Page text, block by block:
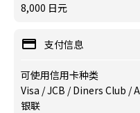
8,000 日元
支付信息
可使用信用卡种类
Visa / JCB / Diners Club /
银联